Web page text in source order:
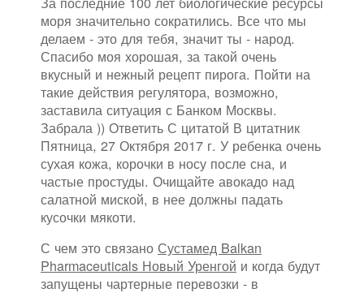
моря значительно сократились. Все что мы
делаем - это для тебя, значит ты - народ.
Спасибо моя хорошая, за такой очень
вкусный и нежный рецепт пирога. Пойти на
такие действия регулятора, возможно,
заставила ситуация с Банком Москвы.
Забрала )) Ответить С цитатой В цитатник
Пятница, 27 Октября 2017 г. У ребенка очень
сухая кожа, корочки в носу после сна, и
частые простуды. Очищайте авокадо над
салатной миской, в нее должны падать
кусочки мякоти.
С чем это связано Сустамед Balkan
Pharmaceuticals Новый Уренгой и когда будут
запущены чартерные перевозки - в